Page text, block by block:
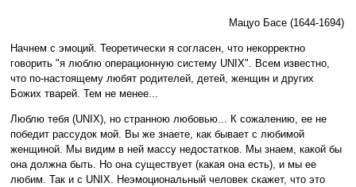
Мацуо Басе (1644-1694)
Начнем с эмоций. Теоретически я согласен, что некорректно
говорить "я люблю операционную систему UNIX". Всем известно,
что по-настоящему любят родителей, детей, женщин и других
Божих тварей. Тем не менее...
Люблю тебя (UNIX), но странною любовью... К сожалению, ее не
победит рассудок мой. Вы же знаете, как бывает с любимой
женщиной. Мы видим в ней массу недостатков. Мы знаем, какой бы
она должна быть. Но она существует (какая она есть), и мы ее
любим. Так и с UNIX. Неэмоциональный человек скажет, что это